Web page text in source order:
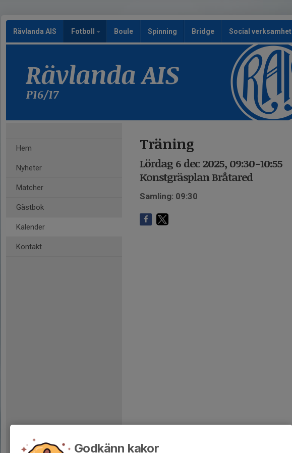
Rävlanda AIS Fotboll Boule Spinning Bridge Social verksamhet
Rävlanda AIS
P16/17
Hem
Nyheter
Matcher
Gästbok
Kalender
Kontakt
Träning
Lördag 6 dec 2025, 09:30-10:55
Konstgräsplan Bråtared
Samling: 09:30
Godkänn kakor